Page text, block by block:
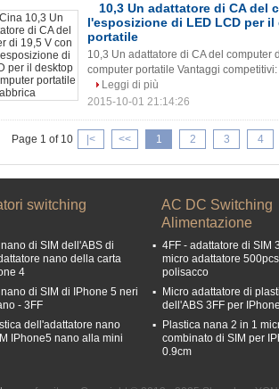
10,3 Un adattatore di CA del
l'esposizione di LED LCD per
portatile
10,3 Un adattatore di CA del computer
computer portatile Vantaggi
Leggi di più
2015-10-01 21:14:26
Page 1 of 10 |< << 1 2 3 4
switching
di SIM dell'ABS di
nano della carta
4
di SIM di IPhone 5 neri
- 3FF
dell'adattatore nano
IPhone5 nano alla mini
AC DC Switching
Alimentazione
4FF - adattatore di SIM
micro adattatore
polisacco
Micro adattatore di
dell'ABS 3FF per
Plastica nana 2 in 1
combinato di SIM per
0.9cm